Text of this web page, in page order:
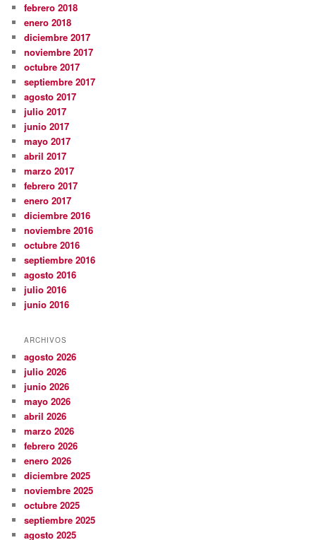
febrero 2018
enero 2018
diciembre 2017
noviembre 2017
octubre 2017
septiembre 2017
agosto 2017
julio 2017
junio 2017
mayo 2017
abril 2017
marzo 2017
febrero 2017
enero 2017
diciembre 2016
noviembre 2016
octubre 2016
septiembre 2016
agosto 2016
julio 2016
junio 2016
ARCHIVOS
agosto 2026
julio 2026
junio 2026
mayo 2026
abril 2026
marzo 2026
febrero 2026
enero 2026
diciembre 2025
noviembre 2025
octubre 2025
septiembre 2025
agosto 2025